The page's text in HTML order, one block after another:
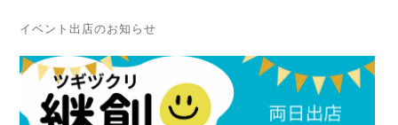
イベント出店のお知らせ